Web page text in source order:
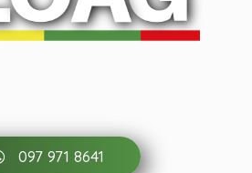
097 971 8641